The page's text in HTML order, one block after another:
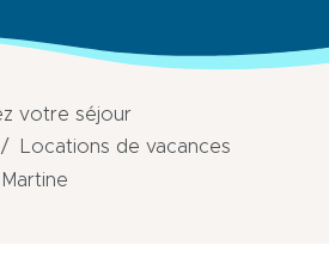
votre séjour
Locations de vacances